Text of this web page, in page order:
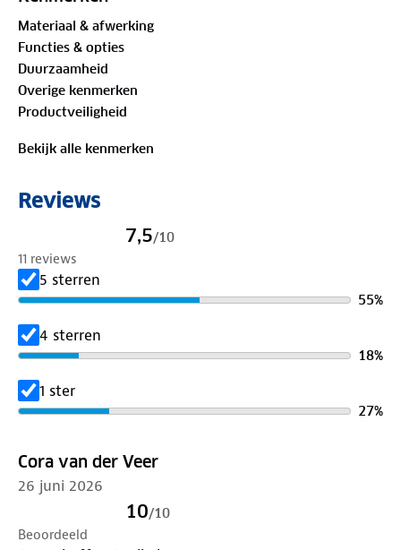
houden je bagage georganiseerd en beide koffers
passen eenvoudig in elkaar voor ruimtebesparend
opbergen. Lichtgewicht, stevig en stijlvol: jouw
ideale reisgenoot voor elke bestemming!
Waarom kiezen voor TRVLMORE?
Voor iedereen die zoekt naar comfort, veiligheid en
Inhoud: 38L (S) & 110L (L)
Krasvast & breukbestendig ABS
Cijferslot (3-cijferig)
Afmetingen: 54x36x20 cm (S), 76x50x27 cm (L)
360° wielen, telescopisch handvat
Materiaal & afwerking
Functies & opties
Duurzaamheid
Overige kenmerken
Productveiligheid
Bekijk alle kenmerken
Reviews
7,5/10
11 reviews
5 sterren
55%
4 sterren
18%
1 ster
27%
Cora van der Veer
26 juni 2026
10/10
Beoordeeld